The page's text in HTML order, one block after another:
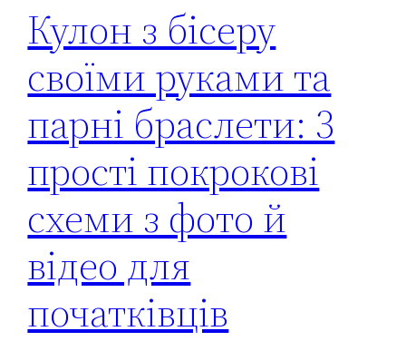
Кулон з бісеру
своїми руками та
парні браслети: 3
прості покрокові
схеми з фото й
відео для
початківців